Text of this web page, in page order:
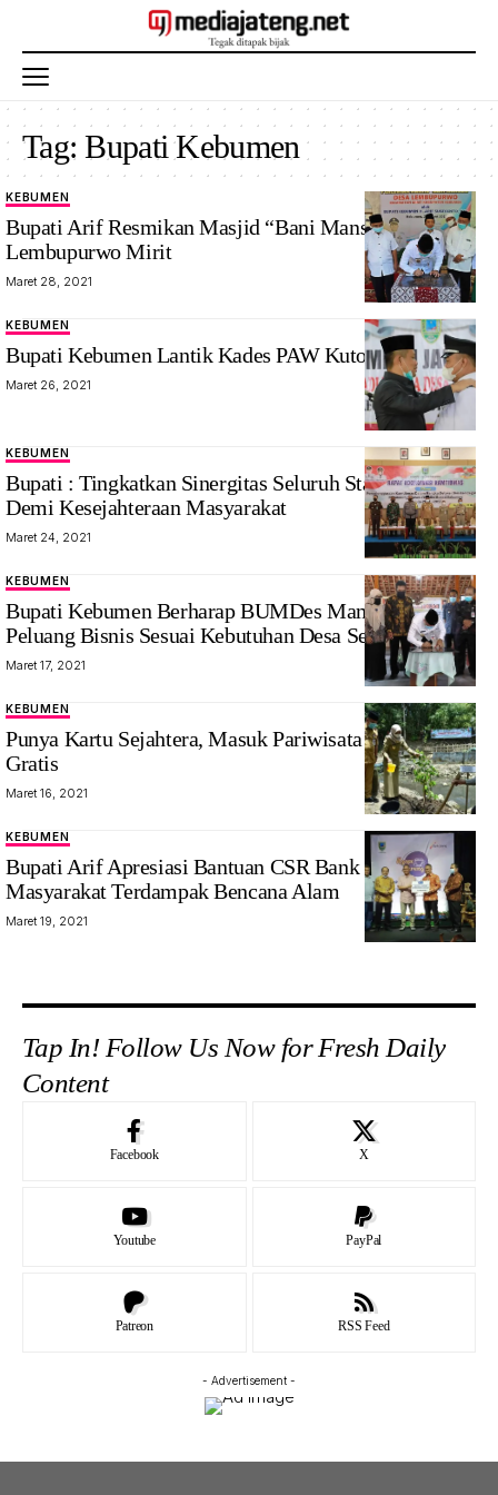
Tag:Bupati Kebumen
KEBUMEN
Bupati Arif Resmikan Masjid “Bani Mansur” Desa
Lembupurwo Mirit
Maret 28, 2021
KEBUMEN
Bupati Kebumen Lantik Kades PAW Kutowinangun
Maret 26, 2021
KEBUMEN
Bupati : Tingkatkan Sinergitas Seluruh Stakeholder
Demi Kesejahteraan Masyarakat
Maret 24, 2021
KEBUMEN
Bupati Kebumen Berharap BUMDes Mampu Melihat
Peluang Bisnis Sesuai Kebutuhan Desa Setempat
Maret 17, 2021
KEBUMEN
Punya Kartu Sejahtera, Masuk Pariwisata di Kebumen
Gratis
Maret 16, 2021
KEBUMEN
Bupati Arif Apresiasi Bantuan CSR Bank Jateng untuk
Masyarakat Terdampak Bencana Alam
Maret 19, 2021
Tap In! Follow Us Now for Fresh Daily
Content
Facebook X
Youtube PayPal
Patreon RSS Feed
- Advertisement -